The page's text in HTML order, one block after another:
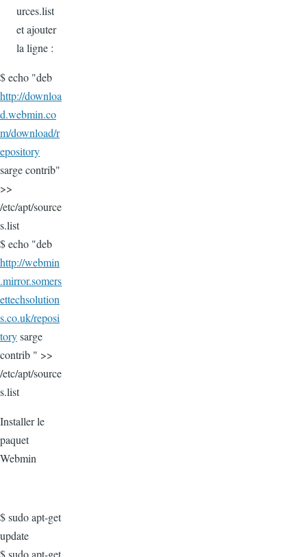
urces.list
et ajouter
la ligne :
$ echo "deb
http://downloa
d.webmin.co
m/download/r
epository
sarge contrib"
>>
/etc/apt/source
s.list
$ echo "deb
http://webmin
.mirror.somers
ettechsolution
s.co.uk/reposi
torysarge
contrib " >>
/etc/apt/source
s.list
Installer le
paquet
Webmin
$ sudo apt-get
update
$ sudo apt-get